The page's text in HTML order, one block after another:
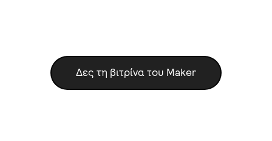
Δες τη βιτρίνα του Maker